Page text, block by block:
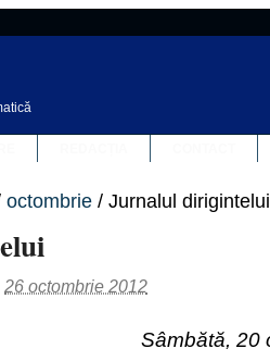
octombrie / Jurnalul dirigintelui
26 octombrie 2012
Sâmbătă, 20